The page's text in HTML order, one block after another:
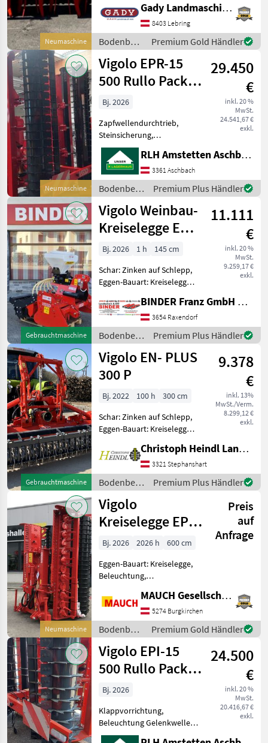
Neumaschine
Getriebe - 26 Messerzinken -
Zahnpackerwalze 470 -
Planierschiene - Bewegl
Gady Landmaschinen GmbH
8403 Lebring
Bodenbearbeitung
/ Vigolo
Premium Gold Händler
Neumaschine
Vigolo EPR-15
500 Rullo Packer
323/470
29.450
€
inkl. 20 %
MwSt.
24.541,67 €
exkl.
Bj. 2026
Zapfwellendurchtrieb,
Steinsicherung,
Klappvorrichtung,
Beleuchtung Gelenkwellen
mit Nockenschaltung
Packerwalze 470 mm
Planierschilder
Leistungsbedarf 150-320PS
Bodenb
RLH Amstetten Aschbach
3361 Aschbach
Bodenbearbeitung
/ Vigolo
Premium Plus Händler
Gebrauchtmaschine
Vigolo Weinbau-
Kreiselegge EN
145
11.111
€
inkl. 20 %
MwSt.
9.259,17 €
exkl.
Bj. 2026 1 h
145 cm
Schar: Zinken auf Schlepp,
Eggen-Bauart: Kreiselegge,
Weinbau-Kreiselegge -
AKTION ✔️ Modell : EN 145
SKEL PW ✔️ in
serienmäßiger Ausführung
BINDER Franz GmbH & CoKG
3654 Raxendorf
Bodenbearbeitung
/ Vigolo
Premium Plus Händler
Gebrauchtmaschine
Vigolo EN- PLUS
300 P
9.378
€
inkl. 13%
MwSt./Verm.
8.299,12 €
exkl.
Bj. 2022 100 h
300 cm
Schar: Zinken auf Schlepp,
Eggen-Bauart: Kreiselegge,
Vigolo EN-PLUS 300P
Baujahr 2022 +
Zahnpackerwalze inkl.
Abstreifer +
Zapfwellendurchtr
Christoph Heindl Landtechnik GmbH, Stephanshart
3321 Stephanshart
Bodenbearbeitung
/ Vigolo
Premium Plus Händler
Neumaschine
Vigolo
Kreiselegge EPR
25-600
Preis
auf
Anfrage
Bj. 2026 2026 h
600 cm
Eggen-Bauart: Kreiselegge,
Beleuchtung,
Nachlaufeinrichtung Hier
wird eine neue Vigolo
hydraulisch klappbare
Kreiselegge EPR 25-600
angeboten. Aus
MAUCH Gesellschaft m.b.H. & Co.KG
5274 Burgkirchen
Bodenbearbeitung
/ Vigolo
Premium Gold Händler
Vigolo EPI-15
500 Rullo Packer
323/470
24.500
€
inkl. 20 %
MwSt.
20.416,67 €
exkl.
Bj. 2026
Klappvorrichtung,
Beleuchtung Gelenkwellen
mit Nockenschaltkupplung